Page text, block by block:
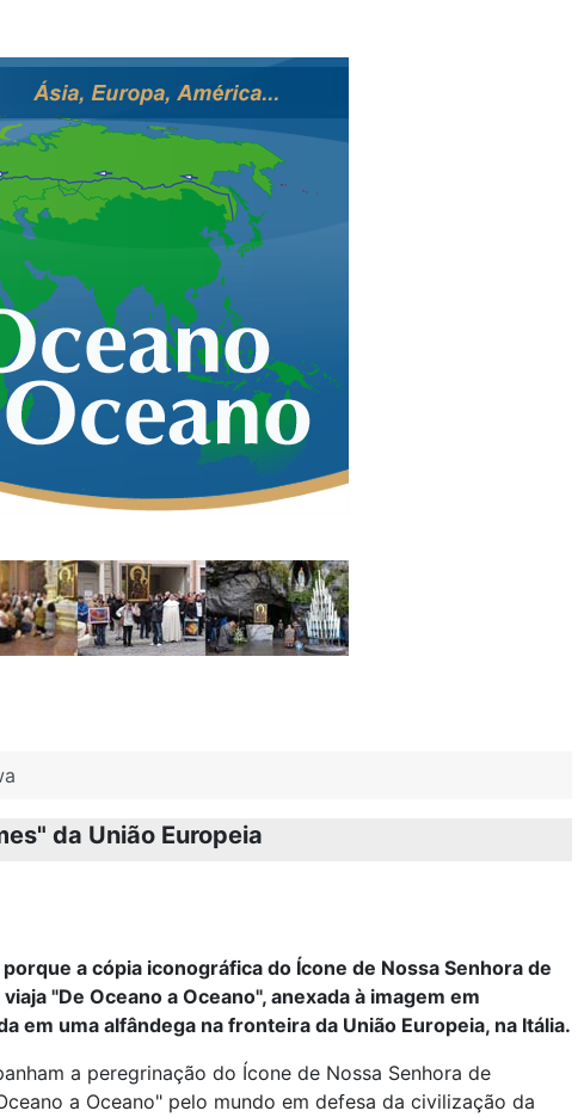
da União Europeia
a cópia iconográfica do Ícone de Nossa Senhora de
"De Oceano a Oceano", anexada à imagem em
em uma alfândega na fronteira da União Europeia, na Itália.
a peregrinação do Ícone de Nossa Senhora de
a Oceano" pelo mundo em defesa da civilização da